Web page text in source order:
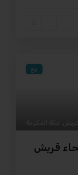
بيع
قريش